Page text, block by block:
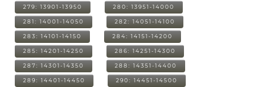
279: 13901-13950 280: 13951-14000
281: 14001-14050 282: 14051-14100
283: 14101-14150 284: 14151-14200
285: 14201-14250 286: 14251-14300
287: 14301-14350 288: 14351-14400
289: 14401-14450 290: 14451-14500